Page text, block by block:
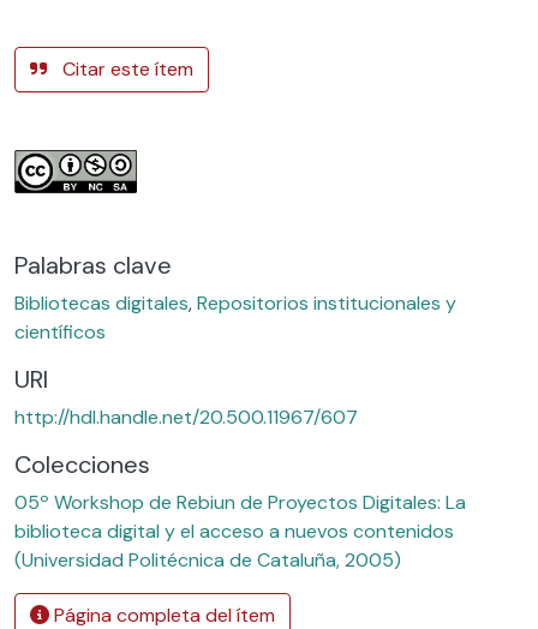
Citar este ítem
Palabras clave
Bibliotecas digitales,Repositorios institucionales y
científicos
URI
http://hdl.handle.net/20.500.11967/607
Colecciones
05º Workshop de Rebiun de Proyectos Digitales: La
biblioteca digital y el acceso a nuevos contenidos
(Universidad Politécnica de Cataluña, 2005)
Página completa del ítem